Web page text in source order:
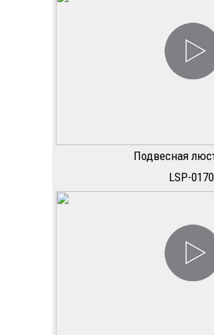
Подвесная
LSP-0170